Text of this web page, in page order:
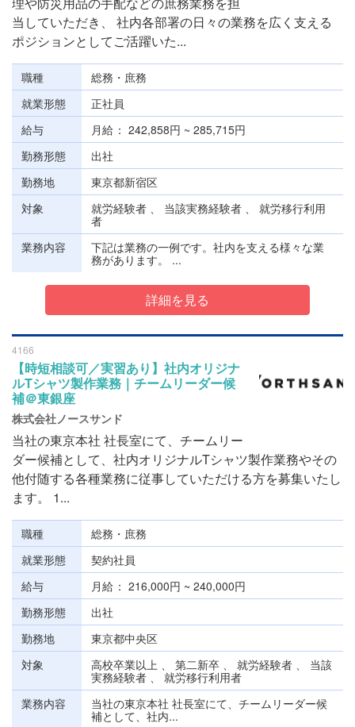
当していただき、 社内各部署の日々の業務を広く支える
ポジションとしてご活躍いた...
職種
総務・庶務
就業形態
正社員
給与
月給
242,858円 ~ 285,715円
勤務形態
出社
勤務地
東京都新宿区
対象
就労経験者 、 当該実務経験者 、 就労移行利用
者
業務内容
下記は業務の一例です。社内を支える様々な業
務があります。 ...
詳細を見る
4166
【時短相談可／実習あり】社内オリジナ
ルTシャツ製作業務｜チームリーダー候
補＠東銀座
株式会社ノースサンド
当社の東京本社 社長室にて、チームリー
ダー候補として、社内オリジナルTシャツ製作業務やその
他付随する各種業務に従事していただける方を募集いたし
ます。 1...
職種
総務・庶務
就業形態
契約社員
給与
月給
216,000円 ~ 240,000円
勤務形態
出社
勤務地
東京都中央区
対象
高校卒業以上 、 第二新卒 、 就労経験者 、 当該
実務経験者 、 就労移行利用者
業務内容
当社の東京本社 社長室にて、チームリーダー候
補として、社内...